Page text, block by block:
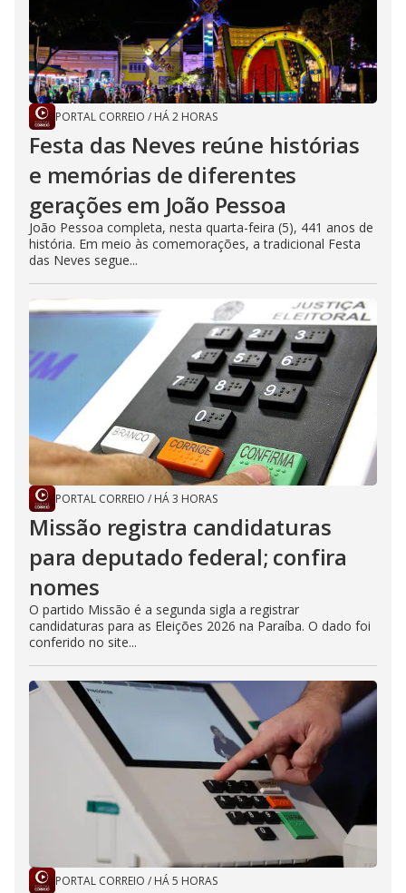
PORTAL CORREIO / HÁ 2 HORAS
Festa das Neves reúne histórias
e memórias de diferentes
gerações em João Pessoa
João Pessoa completa, nesta quarta-feira (5), 441 anos de
história. Em meio às comemorações, a tradicional Festa
das Neves segue...
PORTAL CORREIO / HÁ 3 HORAS
Missão registra candidaturas
para deputado federal; confira
nomes
O partido Missão é a segunda sigla a registrar
candidaturas para as Eleições 2026 na Paraíba. O dado foi
conferido no site...
PORTAL CORREIO / HÁ 5 HORAS